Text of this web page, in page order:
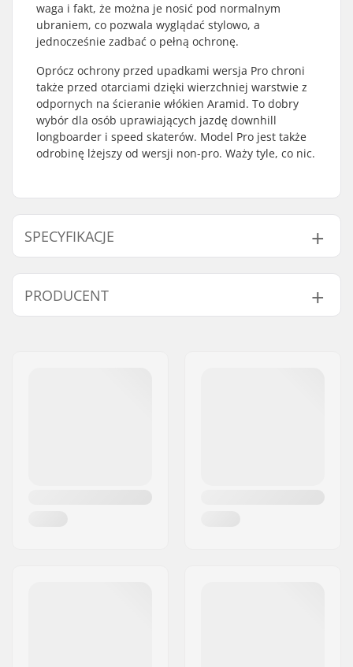
waga i fakt, że można je nosić pod normalnym
ubraniem, co pozwala wyglądać stylowo, a
jednocześnie zadbać o pełną ochronę.
Oprócz ochrony przed upadkami wersja Pro chroni
także przed otarciami dzięki wierzchniej warstwie z
odpornych na ścieranie włókien Aramid. To dobry
wybór dla osób uprawiających jazdę downhill
longboarder i speed skaterów. Model Pro jest także
odrobinę lżejszy od wersji non-pro. Waży tyle, co nic.
SPECYFIKACJE
Pianka:
D3O Foam
Panele ochronne:
Materiały:
Rozciągliwa dzianina
PRODUCENT